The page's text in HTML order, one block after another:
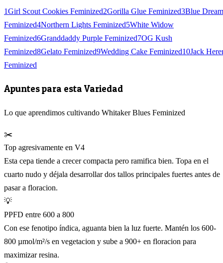
1Girl Scout Cookies Feminized2Gorilla Glue Feminized3Blue Dream
Feminized4Northern Lights Feminized5White Widow
Feminized6Granddaddy Purple Feminized7OG Kush
Feminized8Gelato Feminized9Wedding Cake Feminized10Jack
Feminized
Apuntes para esta Variedad
Lo que aprendimos cultivando Whitaker Blues Feminized
✂️
Top agresivamente en V4
Esta cepa tiende a crecer compacta pero ramifica bien. Topa en el
cuarto nudo y déjala desarrollar dos tallos principales fuertes antes de
pasar a floracion.
💡
PPFD entre 600 a 800
Con ese fenotipo índica, aguanta bien la luz fuerte. Mantén los 600-
800 µmol/m²/s en vegetacion y sube a 900+ en floracion para
maximizar resina.